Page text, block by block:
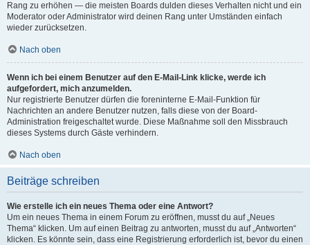
Rang zu erhöhen — die meisten Boards dulden dieses Verhalten nicht und ein
Moderator oder Administrator wird deinen Rang unter Umständen einfach
wieder zurücksetzen.
Nach oben
Wenn ich bei einem Benutzer auf den E-Mail-Link klicke, werde ich
aufgefordert, mich anzumelden.
Nur registrierte Benutzer dürfen die foreninterne E-Mail-Funktion für
Nachrichten an andere Benutzer nutzen, falls diese von der Board-
Administration freigeschaltet wurde. Diese Maßnahme soll den Missbrauch
dieses Systems durch Gäste verhindern.
Nach oben
Beiträge schreiben
Wie erstelle ich ein neues Thema oder eine Antwort?
Um ein neues Thema in einem Forum zu eröffnen, musst du auf „Neues
Thema“ klicken. Um auf einen Beitrag zu antworten, musst du auf „Antworten“
klicken. Es könnte sein, dass eine Registrierung erforderlich ist, bevor du einen